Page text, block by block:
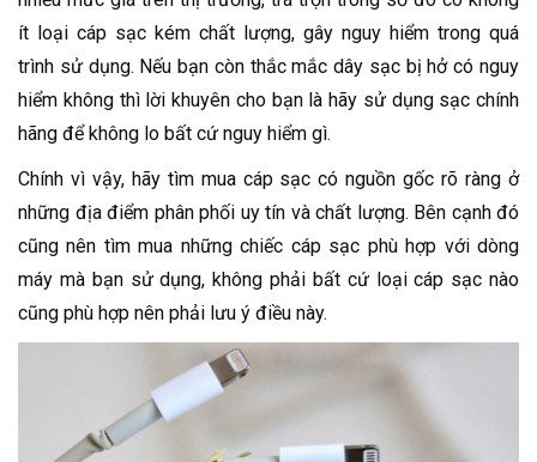
ít loại cáp sạc kém chất lượng, gây nguy hiểm trong quá
trình sử dụng. Nếu bạn còn thắc mắc dây sạc bị hở có nguy
hiểm không thì lời khuyên cho bạn là hãy sử dụng sạc chính
hãng để không lo bất cứ nguy hiểm gì.
Chính vì vậy, hãy tìm mua cáp sạc có nguồn gốc rõ ràng ở
những địa điểm phân phối uy tín và chất lượng. Bên cạnh đó
cũng nên tìm mua những chiếc cáp sạc phù hợp với dòng
máy mà bạn sử dụng, không phải bất cứ loại cáp sạc nào
cũng phù hợp nên phải lưu ý điều này.